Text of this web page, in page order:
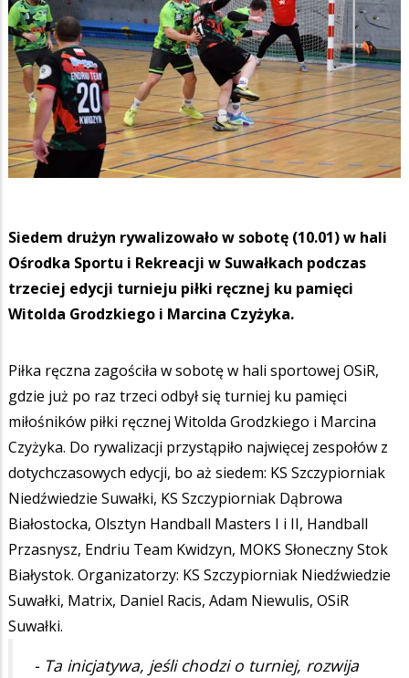
Siedem drużyn rywalizowało w sobotę (10.01) w hali
Ośrodka Sportu i Rekreacji w Suwałkach podczas
trzeciej edycji turnieju piłki ręcznej ku pamięci
Witolda Grodzkiego i Marcina Czyżyka.
Piłka ręczna zagościła w sobotę w hali sportowej OSiR,
gdzie już po raz trzeci odbył się turniej ku pamięci
miłośników piłki ręcznej Witolda Grodzkiego i Marcina
Czyżyka. Do rywalizacji przystąpiło najwięcej zespołów z
dotychczasowych edycji, bo aż siedem: KS Szczypiorniak
Niedźwiedzie Suwałki, KS Szczypiorniak Dąbrowa
Białostocka, Olsztyn Handball Masters I i II, Handball
Przasnysz, Endriu Team Kwidzyn, MOKS Słoneczny Stok
Białystok. Organizatorzy: KS Szczypiorniak Niedźwiedzie
Suwałki, Matrix, Daniel Racis, Adam Niewulis, OSiR
Suwałki.
- Ta inicjatywa, jeśli chodzi o turniej, rozwija